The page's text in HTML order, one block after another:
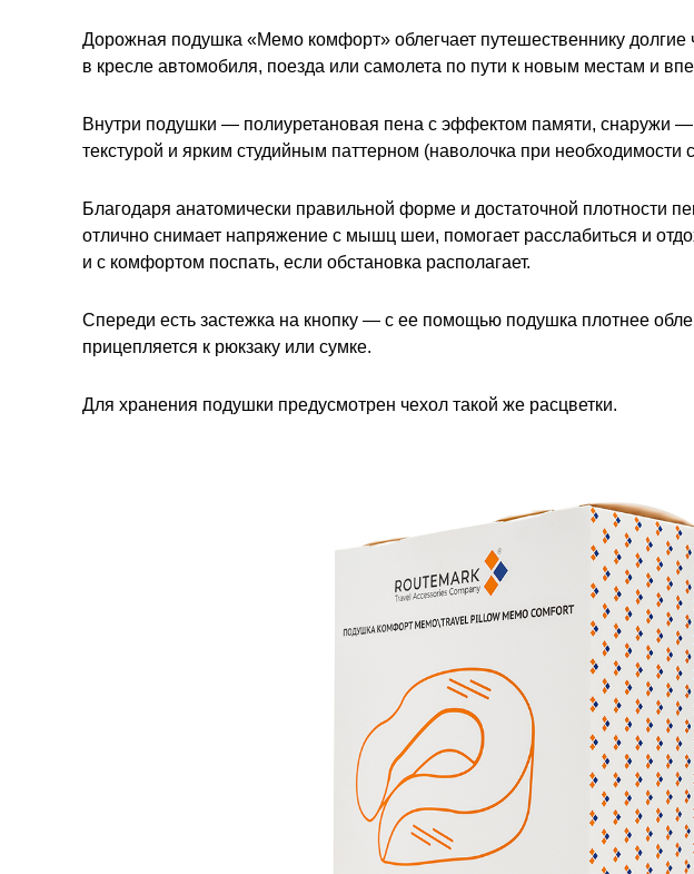
Дорожная подушка «Мемо комфорт» облегчает путешественнику долгие
в кресле автомобиля, поезда или самолета по пути к новым местам и
Внутри подушки — полиуретановая пена с эффектом памяти, снаружи —
текстурой и ярким студийным паттерном (наволочка при необходимости
Благодаря анатомически правильной форме и достаточной плотности
отлично снимает напряжение с мышц шеи, помогает расслабиться и
и с комфортом поспать, если обстановка располагает.
Спереди есть застежка на кнопку — с ее помощью подушка плотнее
прицепляется к рюкзаку или сумке.
Для хранения подушки предусмотрен чехол такой же расцветки.